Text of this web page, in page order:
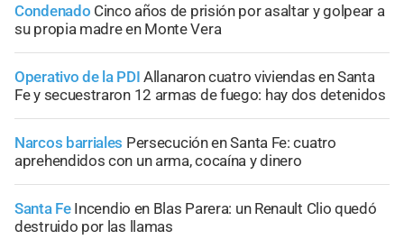
Condenado Cinco años de prisión por asaltar y golpear a
su propia madre en Monte Vera
Operativo de la PDI Allanaron cuatro viviendas en Santa
Fe y secuestraron 12 armas de fuego: hay dos detenidos
Narcos barriales Persecución en Santa Fe: cuatro
aprehendidos con un arma, cocaína y dinero
Santa Fe Incendio en Blas Parera: un Renault Clio quedó
destruido por las llamas